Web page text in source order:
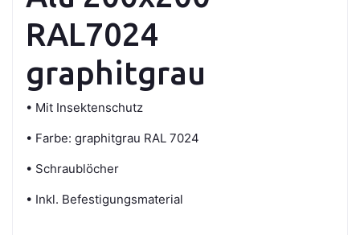
RAL7024
graphitgrau
• Mit Insektenschutz
• Farbe: graphitgrau RAL 7024
• Schraublöcher
• Inkl. Befestigungsmaterial